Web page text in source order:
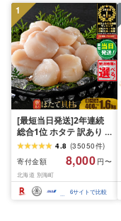
1
[最短当日発送]2年連続
総合1位 ホタテ 訳あり (
ふるさと納税 ほたて ふ
るさと納税 訳あり 帆立
ふるさと わけあり ホタ
テ貝柱 貝 人気 不揃い 刺
身 規格外 魚介 ランキン
グ 海鮮 冷凍 発送時期が
4.8 (35050件)
寄付金額
8,000 円〜
北海道 別海町
6サイトで比較